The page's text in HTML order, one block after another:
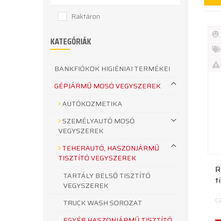
Raktáron
KATEGÓRIÁK
BANKFIÓKOK HIGIÉNIAI TERMÉKEI
GÉPJÁRMŰ MOSÓ VEGYSZEREK
AUTÓKOZMETIKA
SZEMÉLYAUTÓ MOSÓ
VEGYSZEREK
TEHERAUTÓ, HASZONJÁRMŰ
TISZTÍTÓ VEGYSZEREK
TARTÁLY BELSŐ TISZTÍTÓ
VEGYSZEREK
TRUCK WASH SOROZAT
Új
%